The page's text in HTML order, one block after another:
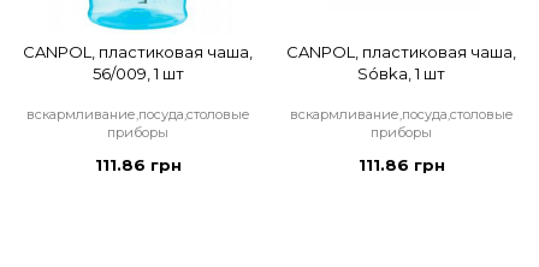
CANPOL, пластиковая чаша,
56/009, 1 шт
вскармливание,посуда,столовые
приборы
111.86 грн
CANPOL, пластиковая чаша,
Sóвka, 1 шт
вскармливание,посуда,столовые
приборы
111.86 грн